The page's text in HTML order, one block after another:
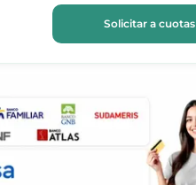
Solicitar a cuotas